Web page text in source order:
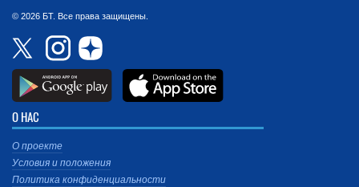
© 2026 БТ. Все права защищены.
О НАС
О проекте
Условия и положения
Политика конфиденциальности